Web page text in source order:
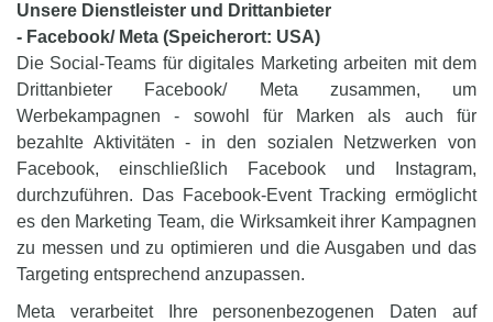
Unsere Dienstleister und Drittanbieter
- Facebook/ Meta (Speicherort: USA)
Die Social-Teams für digitales Marketing arbeiten mit dem
Drittanbieter Facebook/ Meta zusammen, um
Werbekampagnen - sowohl für Marken als auch für
bezahlte Aktivitäten - in den sozialen Netzwerken von
Facebook, einschließlich Facebook und Instagram,
durchzuführen. Das Facebook-Event Tracking ermöglicht
es den Marketing Team, die Wirksamkeit ihrer Kampagnen
zu messen und zu optimieren und die Ausgaben und das
Targeting entsprechend anzupassen.
Meta verarbeitet Ihre personenbezogenen Daten auf